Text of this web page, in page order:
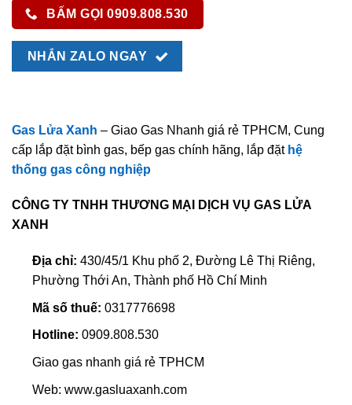
BẤM GỌI 0909.808.530
NHẮN ZALO NGAY
Gas Lửa Xanh – Giao Gas Nhanh giá rẻ TPHCM, Cung
cấp lắp đặt bình gas, bếp gas chính hãng, lắp đặt hệ
thống gas công nghiệp
CÔNG TY TNHH THƯƠNG MẠI DỊCH VỤ GAS LỬA
XANH
Địa chỉ: 430/45/1 Khu phố 2, Đường Lê Thị Riêng,
Phường Thới An, Thành phố Hồ Chí Minh
Mã số thuế: 0317776698
Hotline: 0909.808.530
Giao gas nhanh giá rẻ TPHCM
Web: www.gasluaxanh.com